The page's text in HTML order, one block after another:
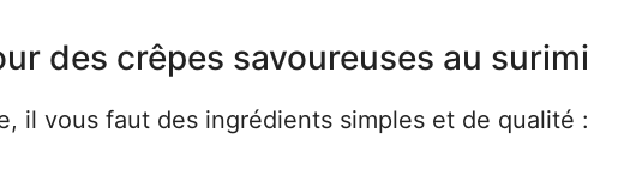
des crêpes savoureuses au surimi
il vous faut des ingrédients simples et de qualité :